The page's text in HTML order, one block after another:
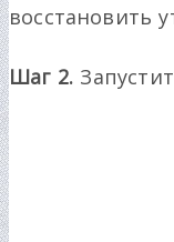
восстановить
Шаг 2.